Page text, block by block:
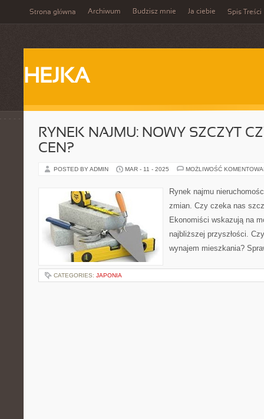
Strona główna Archiwum Budzisz mnie Ja ciebie Spis Treści
HEJKA
RYNEK NAJMU: NOWY SZCZYT
CEN?
POSTED BY ADMIN MAR - 11 - 2025 MOŻLIWOŚĆ
Rynek najmu
zmian. Czy czeka nas
Ekonomiści wskazują na
najbliższej przyszłości.
wynajem mieszkania?
CATEGORIES: JAPONIA